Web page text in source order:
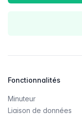
Fonctionnalités
Minuteur
Liaison de données